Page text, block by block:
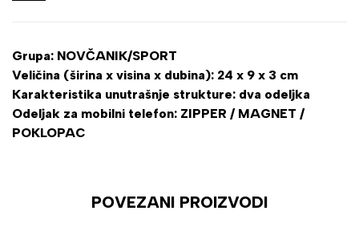
Grupa: NOVČANIK/SPORT
Veličina (širina x visina x dubina): 24 x 9 x 3 cm
Karakteristika unutrašnje strukture: dva odeljka
Odeljak za mobilni telefon: ZIPPER / MAGNET /
POKLOPAC
POVEZANI PROIZVODI